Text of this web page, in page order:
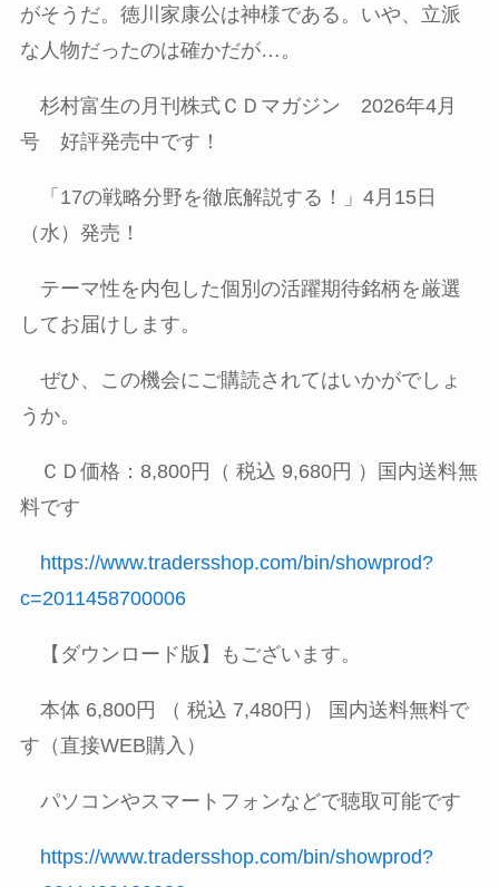
がそうだ。徳川家康公は神様である。いや、立派
な人物だったのは確かだが…。
杉村富生の月刊株式ＣＤマガジン 2026年4月
号 好評発売中です！
「 17の戦略分野を徹底解説する！」 4月 15日
（水）発売！
テーマ性を内包した個別の活躍期待銘柄を厳選
してお届けします。
ぜひ、この機会にご購読されてはいかがでしょ
うか。
ＣＤ価格： 8,800円（ 税込 9,680円 ）国内送料無
料です
https://www.tradersshop.com/bin/showprod?
c=2011458700006
【ダウンロード版】もございます。
本体 6,800円 （ 税込 7,480円） 国内送料無料で
す（直接WEB購入）
パソコンやスマートフォンなどで聴取可能です
https://www.tradersshop.com/bin/showprod?